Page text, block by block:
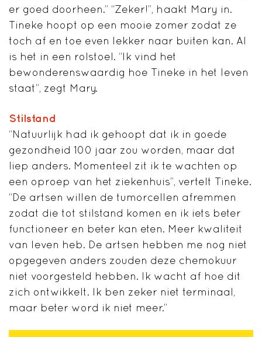
er goed doorheen.” “Zeker!”, haakt Mary in.
Tineke hoopt op een mooie zomer zodat ze
toch af en toe even lekker naar buiten kan. Al
is het in een rolstoel. “Ik vind het
bewonderenswaardig hoe Tineke in het leven
staat”, zegt Mary.
Stilstand
“Natuurlijk had ik gehoopt dat ik in goede
gezondheid 100 jaar zou worden, maar dat
liep anders. Momenteel zit ik te wachten op
een oproep van het ziekenhuis”, vertelt Tineke.
“De artsen willen de tumorcellen afremmen
zodat die tot stilstand komen en ik iets beter
functioneer en beter kan eten. Meer kwaliteit
van leven heb. De artsen hebben me nog niet
opgegeven anders zouden deze chemokuur
niet voorgesteld hebben. Ik wacht af hoe dit
zich ontwikkelt. Ik ben zeker niet terminaal,
maar beter word ik niet meer.”